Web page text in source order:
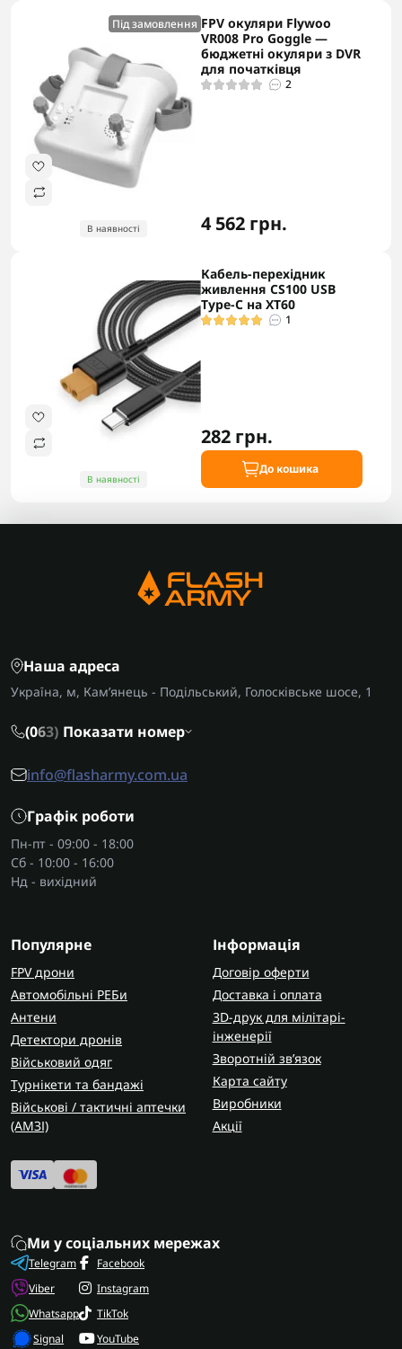
Під замовлення
В наявності
FPV окуляри Flywoo
VR008 Pro Goggle —
бюджетні окуляри з DVR
для початківця
2
4 562 грн.
В наявності
Кабель-перехідник
живлення CS100 USB
Type-C на XT60
1
282 грн.
До кошика
Наша адреса
Україна, м, Кам’янець - Подільський, Голосківське шосе, 1
(063) Показати номер
info@flasharmy.com.ua
Графік роботи
Пн-пт - 09:00 - 18:00
Сб - 10:00 - 16:00
Нд - вихідний
Популярне
FPV дрони
Автомобільні РЕБи
Антени
Детектори дронів
Військовий одяг
Турнікети та бандажі
Військові / тактичні аптечки
(AMЗІ)
Інформація
Договір оферти
Доставка і оплата
3D-друк для мілітарі-
інженерії
Зворотній зв’язок
Карта сайту
Виробники
Акції
Ми у соціальних мережах
Telegram
Viber
Whatsapp
Signal
Facebook
Instagram
TikTok
YouTube